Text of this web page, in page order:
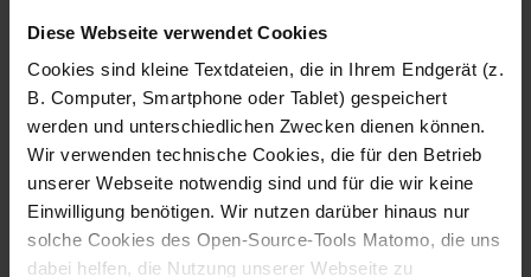
Diese Webseite verwendet Cookies
Cookies sind kleine Textdateien, die in Ihrem Endgerät (z.
B. Computer, Smartphone oder Tablet) gespeichert
werden und unterschiedlichen Zwecken dienen können.
Wir verwenden technische Cookies, die für den Betrieb
unserer Webseite notwendig sind und für die wir keine
Einwilligung benötigen. Wir nutzen darüber hinaus nur
solche Cookies des Open-Source-Tools Matomo, die uns
dabei helfen, die Nutzung unserer Webseite zu
Fotografo: Lorenz
Sternbach
Download
Fotografo: Lorenz
Sternbach
Download